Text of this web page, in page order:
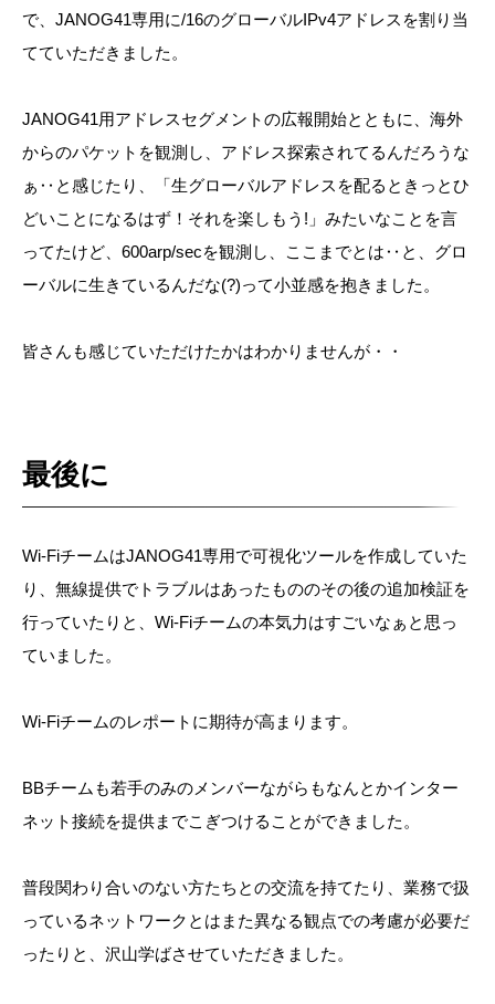
で、JANOG41専用に/16のグローバルIPv4アドレスを割り当
てていただきました。
JANOG41用アドレスセグメントの広報開始とともに、海外
からのパケットを観測し、アドレス探索されてるんだろうな
ぁ‥と感じたり、「生グローバルアドレスを配るときっとひ
どいことになるはず！それを楽しもう!」みたいなことを言
ってたけど、600arp/secを観測し、ここまでとは‥と、グロ
ーバルに生きているんだな(?)って小並感を抱きました。
皆さんも感じていただけたかはわかりませんが・・
最後に
Wi-FiチームはJANOG41専用で可視化ツールを作成していた
り、無線提供でトラブルはあったもののその後の追加検証を
行っていたりと、Wi-Fiチームの本気力はすごいなぁと思っ
ていました。
Wi-Fiチームのレポートに期待が高まります。
BBチームも若手のみのメンバーながらもなんとかインター
ネット接続を提供までこぎつけることができました。
普段関わり合いのない方たちとの交流を持てたり、業務で扱
っているネットワークとはまた異なる観点での考慮が必要だ
ったりと、沢山学ばさせていただきました。